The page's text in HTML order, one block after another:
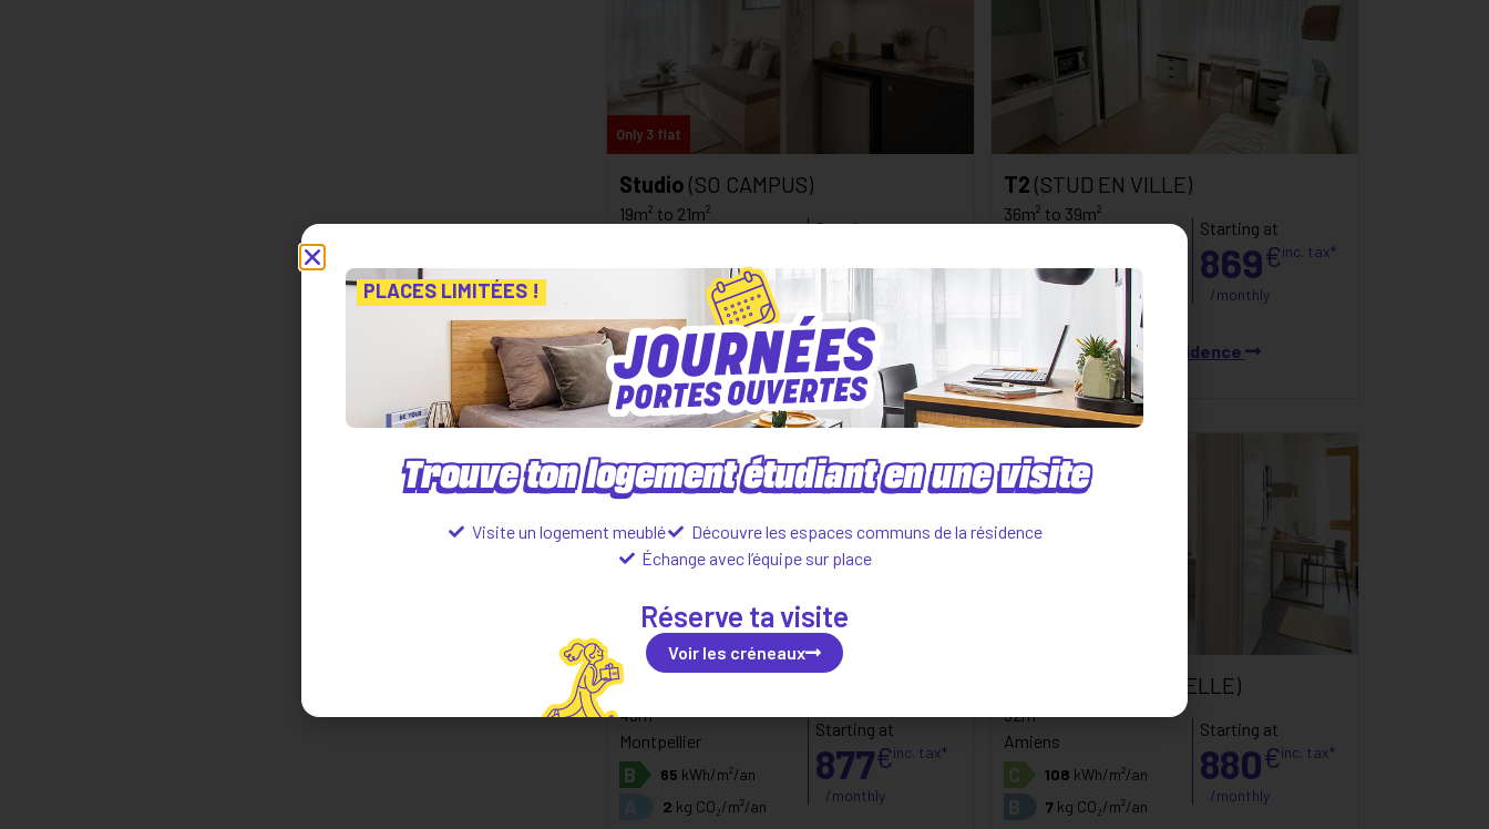
Only 3 flat
Studio (SO CAMPUS)
19m² to 21m²
105kWh/m²/an
kg CO₂/m²/an
Starting at
865
/monthly
See the residence
T2 (STUD EN VILLE)
36m² to 39m²
B 82kWh/m²/an
kg CO₂/m²/an
Starting at
869€inc. tax*
/monthly
See the residence
T2
43m²
Montpellier
B 65 kWh/m²/an
2 kg CO₂/m²/an
Starting at
877€inc. tax*
/monthly
(CAMPUS CITADELLE)
52m²
Amiens
C 108 kWh/m²/an
7 kg CO₂/m²/an
Starting at
880€inc. tax*
/monthly
PLACES LIMITÉES !
Trouve ton logement étudiant en une visite
Visite un logement meublé
Découvre les espaces communs de la résidence
Échange avec l’équipe sur place
Réserve ta visite
Voir les créneaux